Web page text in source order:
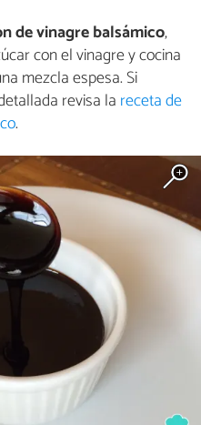
de vinagre balsámico,
con el vinagre y cocina
mezcla espesa. Si
revisa la receta de
.